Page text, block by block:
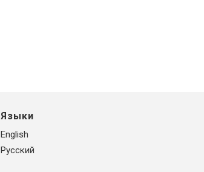
Языки
English
Русский